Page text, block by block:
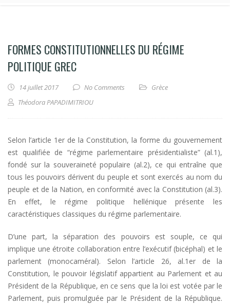
FORMES CONSTITUTIONNELLES DU RÉGIME
POLITIQUE GREC
14 juillet 2017 No Comments
Grèce
Théodora PAPADIMITRIOU
Selon l’article 1er de la Constitution, la forme du gouvernement
est qualifiée de “régime parlementaire présidentialiste” (al.1),
fondé sur la souveraineté populaire (al.2), ce qui entraîne que
tous les pouvoirs dérivent du peuple et sont exercés au nom du
peuple et de la Nation, en conformité avec la Constitution (al.3).
En effet, le régime politique hellénique présente les
caractéristiques classiques du régime parlementaire.
D’une part, la séparation des pouvoirs est souple, ce qui
implique une étroite collaboration entre l’exécutif (bicéphal) et le
parlement (monocaméral). Selon l’article 26, al.1er de la
Constitution, le pouvoir législatif appartient au Parlement et au
Président de la République, en ce sens que la loi est votée par le
Parlement, puis promulguée par le Président de la République.